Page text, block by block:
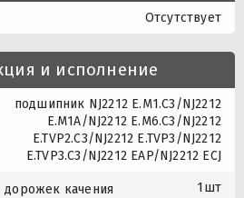
Отсутствует
и исполнение
подшипник NJ2212 E.M1.C3/NJ2212
E.M1A/NJ2212 E.M6.C3/NJ2212
E.TVP2.C3/NJ2212 E.TVP3/NJ2212
E.TVP3.C3/NJ2212 EAP/NJ2212 ECJ
дорожек качения 1шт